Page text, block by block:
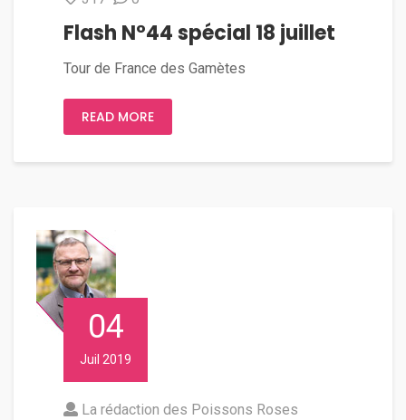
Flash N°44 spécial 18 juillet
Tour de France des Gamètes
READ MORE
04
Juil 2019
La rédaction des Poissons Roses